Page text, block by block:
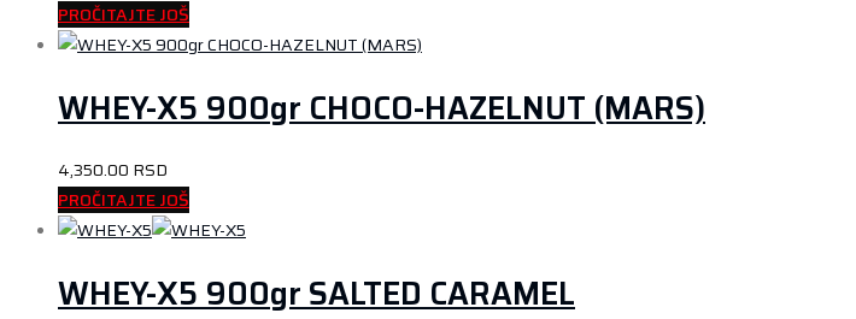
PROČITAJTE JOŠ
WHEY-X5 900gr CHOCO-HAZELNUT (MARS)
4,350.00 RSD
PROČITAJTE JOŠ
WHEY-X5 900gr SALTED CARAMEL